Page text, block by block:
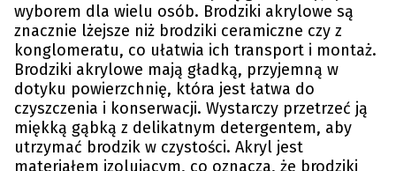
wyborem dla wielu osób. Brodziki akrylowe są
znacznie lżejsze niż brodziki ceramiczne czy z
konglomeratu, co ułatwia ich transport i montaż.
Brodziki akrylowe mają gładką, przyjemną w
dotyku powierzchnię, która jest łatwa do
czyszczenia i konserwacji. Wystarczy przetrzeć ją
miękką gąbką z delikatnym detergentem, aby
utrzymać brodzik w czystości. Akryl jest
materiałem izolującym, co oznacza, że brodziki